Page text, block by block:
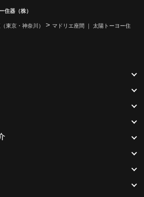
住器（株）
東京・神奈川） > マドリエ座間 ｜ 太陽トーヨー住